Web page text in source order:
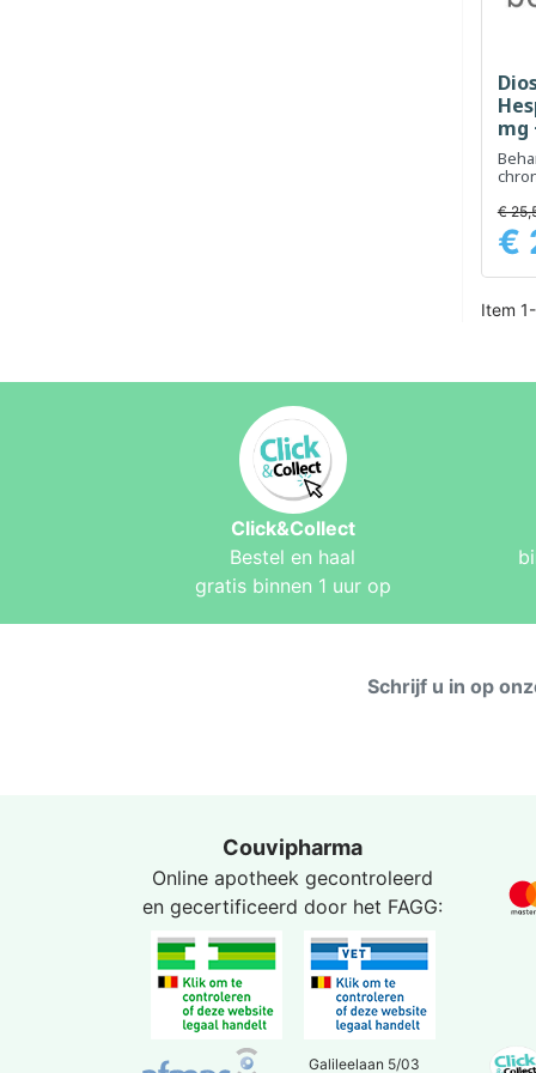
mg
Prijs
€
€
Item
Click&Collect
Bestel en haal
gratis binnen 1 uur op
Schrijf u in op
Couvipharma
Online apotheek gecontroleerd
en gecertificeerd door het FAGG:
Galileelaan 5/03